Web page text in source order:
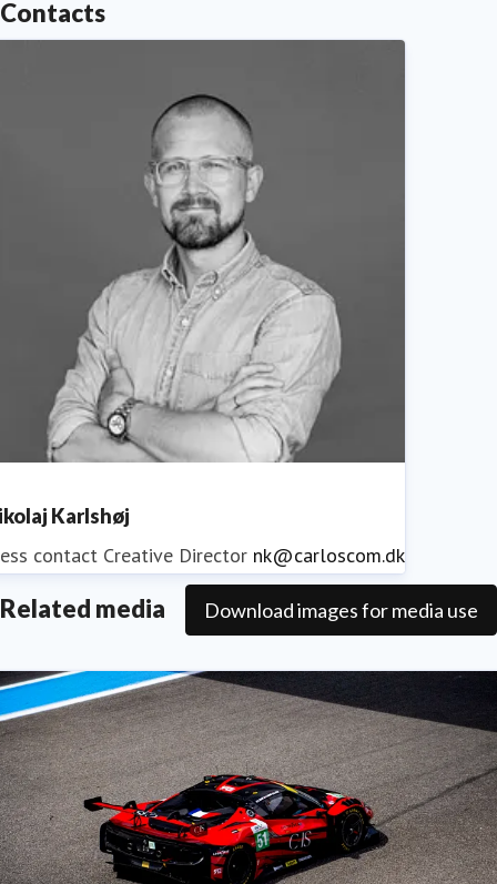
Contacts
Karlshøj
contact Creative Director nk@carloscom.dk
Related media Download images for media use